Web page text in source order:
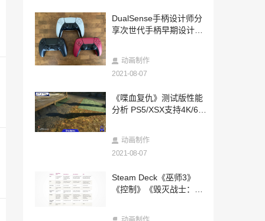
《审判之逝：湮灭的记忆》游戏情报 战斗
必杀技
2021-08-06
小米手机6月份销量跃居全球第一 超过三
3年时间失去4600万用户 火狐浏览器前景
堪忧
2021-08-06
《帝国时代2决定版》新DLC公爵崛起8月
2021-08-06
《龙珠：超宇宙2》DLC人物吉连PV公布
秋季正式上线
DualSense手柄设计师分
享次世代手柄早期设计经
动画制作
2021-08-07
《喋血复仇》测试版性能
分析 PS5/XSX支持4K/60
动画制作
2021-08-07
Steam Deck《巫师3》
《控制》《毁灭战士：永